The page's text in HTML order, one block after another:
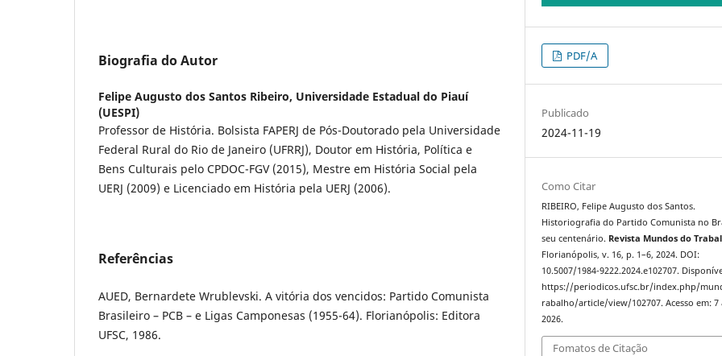
Biografia do Autor
Felipe Augusto dos Santos Ribeiro, Universidade Estadual do Piauí
(UESPI)
Professor de História. Bolsista FAPERJ de Pós-Doutorado pela Universidade
Federal Rural do Rio de Janeiro (UFRRJ), Doutor em História, Política e
Bens Culturais pelo CPDOC-FGV (2015), Mestre em História Social pela
UERJ (2009) e Licenciado em História pela UERJ (2006).
Referências
AUED, Bernardete Wrublevski. A vitória dos vencidos: Partido Comunista
Brasileiro – PCB – e Ligas Camponesas (1955-64). Florianópolis: Editora
UFSC, 1986.
PDF/A
Publicado
2024-11-19
Como Citar
RIBEIRO, Felipe Augusto dos Santos.
Historiografia do Partido Comunista no
seu centenário. Revista Mundos do
Florianópolis, v. 16, p. 1–6, 2024. DOI:
10.5007/1984-9222.2024.e102707.
https://periodicos.ufsc.br/index.php/
rabalho/article/view/102707. Acesso em: 7
2026.
Fomatos de Citação